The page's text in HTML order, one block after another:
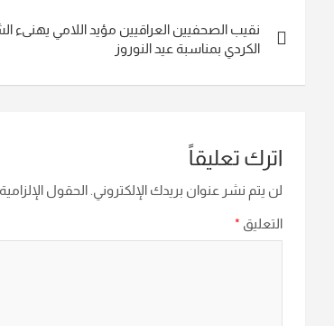
المقالات
نقيب الصحفيين العراقيين مؤيد اللامي يهنىء
الكردي بمناسبة عيد النوروز
اترك تعليقاً
لن يتم نشر عنوان بريدك الإلكتروني. الحقول
التعليق *